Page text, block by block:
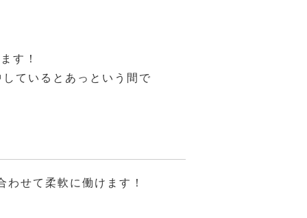
す！
ているとあっという間で
せて柔軟に働けます！